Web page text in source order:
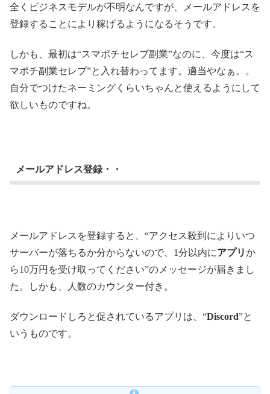
全くビジネスモデルが不明なんですが、メールアドレスを
登録することにより稼げるようになるそうです。
しかも、最初は“スマポチセレブ副業”なのに、今度は“ス
マポチ副業セレブ”と入れ替わってます。適当やなぁ。。
自分でつけたネーミングくらいちゃんと使えるようにして
欲しいものですね。
メールアドレス登録・・
メールアドレスを登録すると、“アクセス殺到によりいつ
サーバーが落ちるか分からないので、1分以内にアプリか
ら10万円を受け取ってください”のメッセージが届きまし
た。しかも、人数のカウンター付き。
ダウンロードしろと促されているアプリは、“Discord”と
いうものです。